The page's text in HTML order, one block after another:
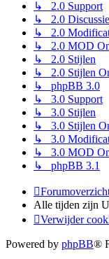
↳ 2.0 Support
↳ 2.0 Discussie
↳ 2.0
↳ 2.0 MOD
↳ 2.0 Stijlen
↳ 2.0 Stijlen
↳ phpBB 3.0
↳ 3.0 Support
↳ 3.0 Stijlen
↳ 3.0 Stijlen
↳ 3.0
↳ 3.0 MOD
↳ phpBB 3.1
Alle tijden zijn
Verwijder
Powered by phpBB®